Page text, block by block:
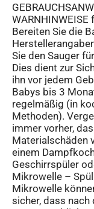
WARNHINWEISE
Bereiten Sie die
Sie den Sauger
Dies dient zur
ihn vor jedem
Babys bis 3
regelmäßig (in
Methoden).
immer vorher,
Materialschäden
einem
Geschirrspüler
Mikrowelle –
Mikrowelle
sicher, dass nach